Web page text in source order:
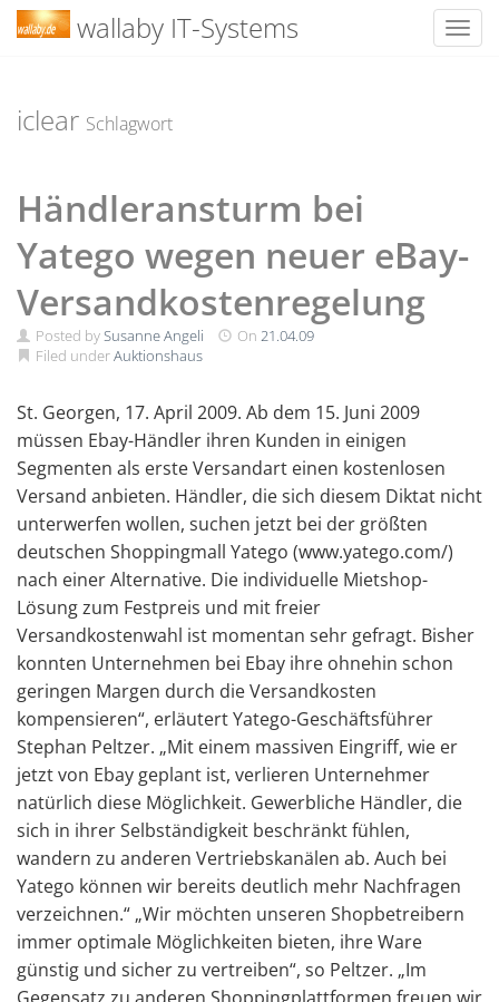
content
wallaby IT-Systems
iclear Schlagwort
Händleransturm bei
Yatego wegen neuer eBay-
Versandkostenregelung
Posted bySusanne Angeli On 21.04.09
Filed underAuktionshaus
St. Georgen, 17. April 2009. Ab dem 15. Juni 2009
müssen Ebay-Händler ihren Kunden in einigen
Segmenten als erste Versandart einen kostenlosen
Versand anbieten. Händler, die sich diesem Diktat nicht
unterwerfen wollen, suchen jetzt bei der größten
deutschen Shoppingmall Yatego (www.yatego.com/)
nach einer Alternative. Die individuelle Mietshop-
Lösung zum Festpreis und mit freier
Versandkostenwahl ist momentan sehr gefragt. Bisher
konnten Unternehmen bei Ebay ihre ohnehin schon
geringen Margen durch die Versandkosten
kompensieren“, erläutert Yatego-Geschäftsführer
Stephan Peltzer. „Mit einem massiven Eingriff, wie er
jetzt von Ebay geplant ist, verlieren Unternehmer
natürlich diese Möglichkeit. Gewerbliche Händler, die
sich in ihrer Selbständigkeit beschränkt fühlen,
wandern zu anderen Vertriebskanälen ab. Auch bei
Yatego können wir bereits deutlich mehr Nachfragen
verzeichnen.“ „Wir möchten unseren Shopbetreibern
immer optimale Möglichkeiten bieten, ihre Ware
günstig und sicher zu vertreiben“, so Peltzer. „Im